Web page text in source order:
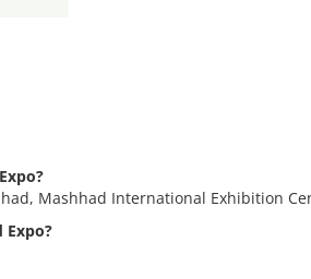
Mashhad International Exhibition
Expo?